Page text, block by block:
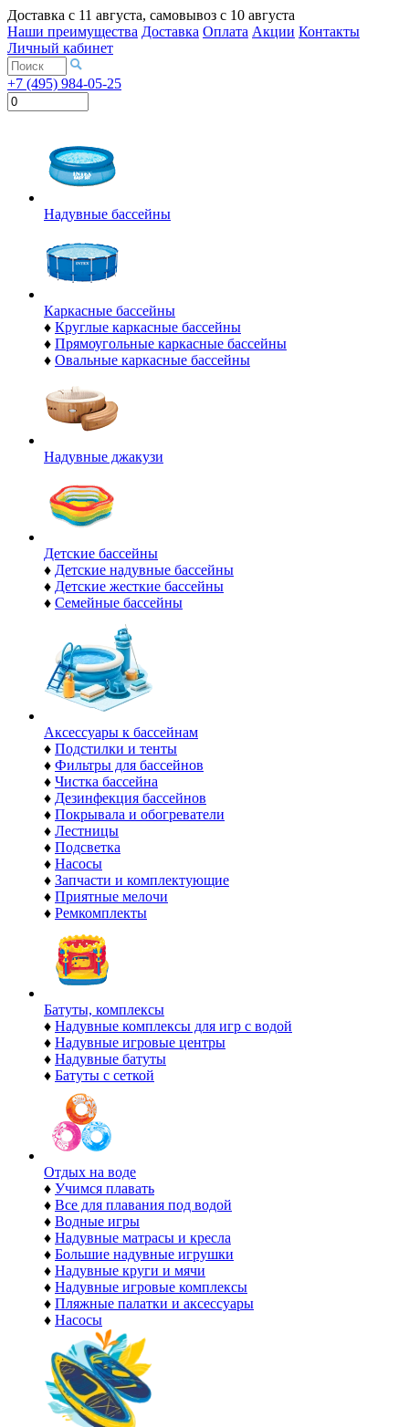
Доставка с 11 августа, самовывоз с 10 августа
Наши преимущества Доставка Оплата Акции Контакты
Личный кабинет
+7 (495) 984-05-25
Надувные бассейны
Каркасные бассейны
♦ Круглые каркасные бассейны
♦ Прямоугольные каркасные бассейны
♦ Овальные каркасные бассейны
Надувные джакузи
Детские бассейны
♦ Детские надувные бассейны
♦ Детские жесткие бассейны
♦ Семейные бассейны
Аксессуары к бассейнам
♦ Подстилки и тенты
♦ Фильтры для бассейнов
♦ Чистка бассейна
♦ Дезинфекция бассейнов
♦ Покрывала и обогреватели
♦ Лестницы
♦ Подсветка
♦ Насосы
♦ Запчасти и комплектующие
♦ Приятные мелочи
♦ Ремкомплекты
Батуты, комплексы
♦ Надувные комплексы для игр с водой
♦ Надувные игровые центры
♦ Надувные батуты
♦ Батуты с сеткой
Отдых на воде
♦ Учимся плавать
♦ Все для плавания под водой
♦ Водные игры
♦ Надувные матрасы и кресла
♦ Большие надувные игрушки
♦ Надувные круги и мячи
♦ Надувные игровые комплексы
♦ Пляжные палатки и аксессуары
♦ Насосы